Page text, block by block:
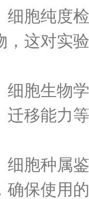
纯度检
，这对实
生物学
迁移能力
种属鉴
确保使用